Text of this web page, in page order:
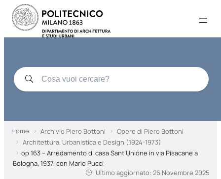
Home Archivio Piero Bottoni
Opere di Piero Bottoni
Architettura, Urbanistica e Design (1924-1973)
op 163 – Arredamento di casa Sant’Unione in via Pisacane a
Bologna, 1937, con Mario Pucci
Ultimo aggiornato: 26 Novembre 2025